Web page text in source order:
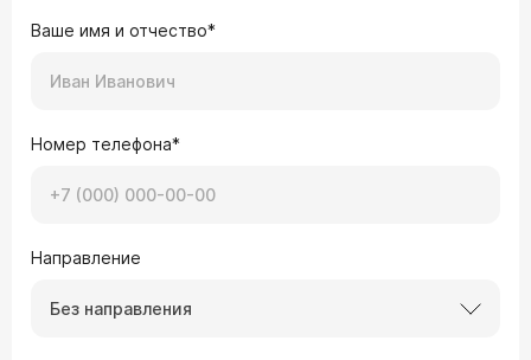
Ваше имя и отчество*
Номер телефона*
Направление
Без направления